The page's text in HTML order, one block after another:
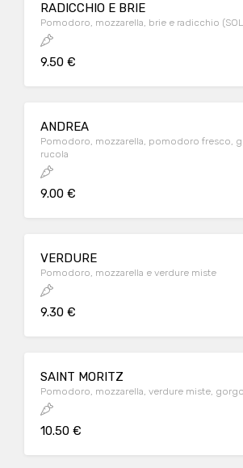
RADICCHIO E BRIE
Pomodoro, mozzarella, brie e radicchio
9.50 €
ANDREA
Pomodoro, mozzarella, pomodoro fresco,
rucola
9.00 €
VERDURE
Pomodoro, mozzarella e verdure miste
9.30 €
SAINT MORITZ
Pomodoro, mozzarella, verdure miste,
10.50 €